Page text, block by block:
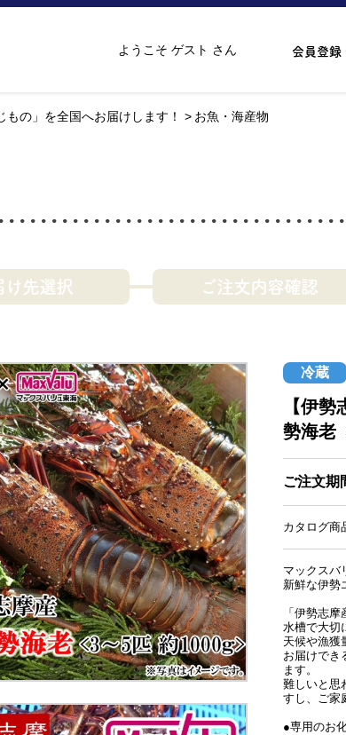
ようこそ ゲスト さん 会員登録
の」を全国へお届けします！ お魚・海産物
け先選択 ご注文内容確認
冷蔵
【伊
勢海老
ご注文期
カタログ商
マックスバ
新鮮な伊
「伊勢志
水槽で大切
天候や漁獲
お届けでき
ます。
難しいと思
すし、ご家
●専用のお